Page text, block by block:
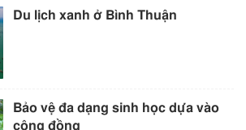
Du lịch xanh ở Bình Thuận
Bảo vệ đa dạng sinh học dựa vào
cộng đồng